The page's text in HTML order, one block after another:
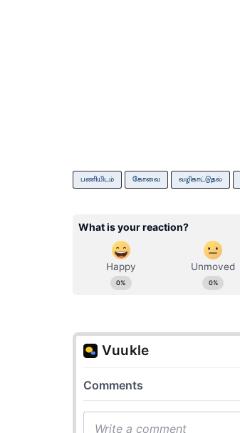
பணியிடம் கோவை வழிகாட்டுதல்